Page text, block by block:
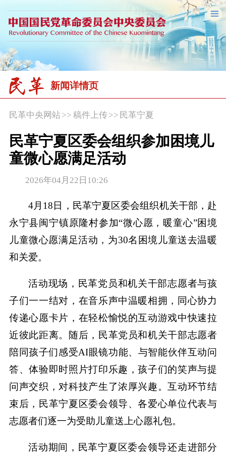
新闻详情页
民革中央网站>> 稿件上传 >> 民革宁夏
民革宁夏区委会组织参加困境儿
童微心愿满足活动
2026年04月22日10:26
4月18日，民革宁夏区委会组织机关干部，赴
永宁县闽宁镇原隆村参加“微心愿，暖童心”困境
儿童微心愿满足活动，为30名困境儿童送去温暖
和关爱。
活动现场，民革党员和机关干部志愿者与孩
子们一一结对，在音乐声中温暖相拥，同心协力
传递心愿卡片，在轻松愉悦的互动游戏中快速拉
近彼此距离。随后，民革党员和机关干部志愿者
陪同孩子们感受AI眼镜功能、与智能伙伴互动问
答、体验即时照片打印乐趣，孩子们的笑声与提
问声交织，对科技产生了浓厚兴趣。互动环节结
束后，民革宁夏区委会领导、各爱心单位代表与
志愿者们逐一为受助儿童送上心愿礼包。
活动期间，民革宁夏区委会领导还走进部分